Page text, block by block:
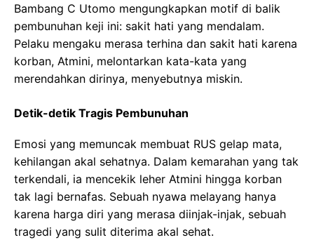
Bambang C Utomo mengungkapkan motif di balik
pembunuhan keji ini: sakit hati yang mendalam.
Pelaku mengaku merasa terhina dan sakit hati karena
korban, Atmini, melontarkan kata-kata yang
merendahkan dirinya, menyebutnya miskin.
Detik-detik Tragis Pembunuhan
Emosi yang memuncak membuat RUS gelap mata,
kehilangan akal sehatnya. Dalam kemarahan yang tak
terkendali, ia mencekik leher Atmini hingga korban
tak lagi bernafas. Sebuah nyawa melayang hanya
karena harga diri yang merasa diinjak-injak, sebuah
tragedi yang sulit diterima akal sehat.